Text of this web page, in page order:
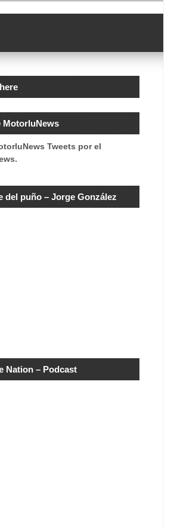
MotorluNews
Tweets por el
del puño – Jorge González
Nation – Podcast